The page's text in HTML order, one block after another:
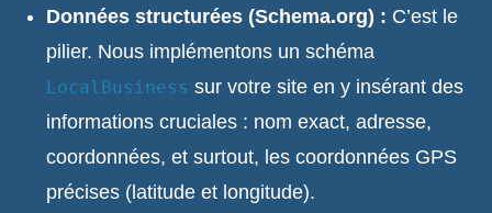
Données structurées (Schema.org) : C’est le
pilier. Nous implémentons un schéma
LocalBusiness sur votre site en y insérant des
informations cruciales : nom exact, adresse,
coordonnées, et surtout, les coordonnées GPS
précises (latitude et longitude).